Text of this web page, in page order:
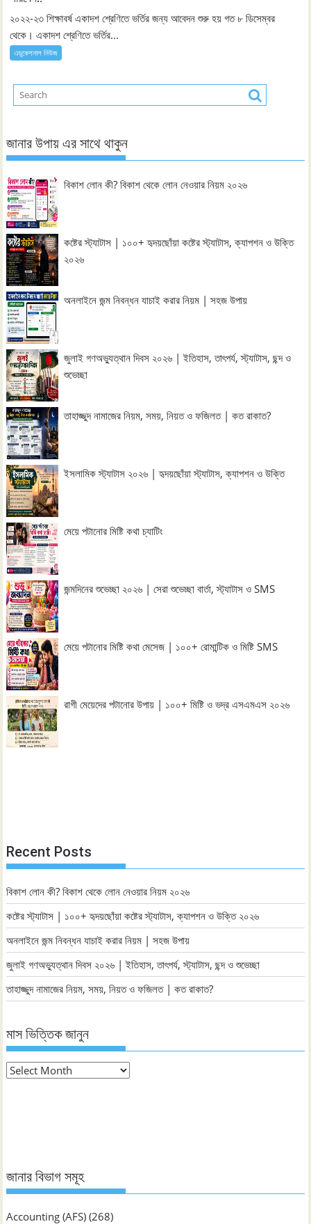
২০২২-২৩ শিক্ষাবর্ষ একাদশ শ্রেণিতে ভর্তির জন্য আবেদন শুরু হয় গত ৮ ডিসেম্বর
থেকে। একাদশ শ্রেণিতে ভর্তির...
এডুকেশনাল নিউজ
জানার উপায় এর সাথে থাকুন
বিকাশ লোন কী? বিকাশ থেকে লোন নেওয়ার নিয়ম ২০২৬
কষ্টের স্ট্যাটাস | ১০০+ হৃদয়ছোঁয়া কষ্টের স্ট্যাটাস, ক্যাপশন ও উক্তি
২০২৬
অনলাইনে জন্ম নিবন্ধন যাচাই করার নিয়ম | সহজ উপায়
জুলাই গণঅভ্যুত্থান দিবস ২০২৬ | ইতিহাস, তাৎপর্য, স্ট্যাটাস, ছন্দ ও
শুভেচ্ছা
তাহাজ্জুদ নামাজের নিয়ম, সময়, নিয়ত ও ফজিলত | কত রাকাত?
ইসলামিক স্ট্যাটাস ২০২৬ | হৃদয়ছোঁয়া স্ট্যাটাস, ক্যাপশন ও উক্তি
মেয়ে পটানোর মিষ্টি কথা চ্যাটিং
জন্মদিনের শুভেচ্ছা ২০২৬ | সেরা শুভেচ্ছা বার্তা, স্ট্যাটাস ও SMS
মেয়ে পটানোর মিষ্টি কথা মেসেজ | ১০০+ রোমান্টিক ও মিষ্টি SMS
রাগী মেয়েদের পটানোর উপায় | ১০০+ মিষ্টি ও ভদ্র এসএমএস ২০২৬
Recent Posts
বিকাশ লোন কী? বিকাশ থেকে লোন নেওয়ার নিয়ম ২০২৬
কষ্টের স্ট্যাটাস | ১০০+ হৃদয়ছোঁয়া কষ্টের স্ট্যাটাস, ক্যাপশন ও উক্তি ২০২৬
অনলাইনে জন্ম নিবন্ধন যাচাই করার নিয়ম | সহজ উপায়
জুলাই গণঅভ্যুত্থান দিবস ২০২৬ | ইতিহাস, তাৎপর্য, স্ট্যাটাস, ছন্দ ও শুভেচ্ছা
তাহাজ্জুদ নামাজের নিয়ম, সময়, নিয়ত ও ফজিলত | কত রাকাত?
মাস ভিত্তিক জানুন
মাস
জানার বিভাগ সমূহ
Accounting (AFS) (268)